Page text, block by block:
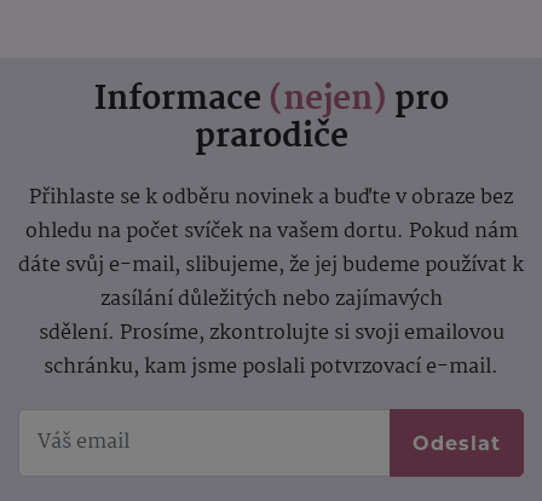
Informace (nejen) pro
prarodiče
Přihlaste se k odběru novinek a buďte v obraze bez
ohledu na počet svíček na vašem dortu. Pokud nám
dáte svůj e-mail, slibujeme, že jej budeme používat k
zasílání důležitých nebo zajímavých
sdělení. Prosíme, zkontrolujte si svoji emailovou
schránku, kam jsme poslali potvrzovací e-mail.
Odeslat